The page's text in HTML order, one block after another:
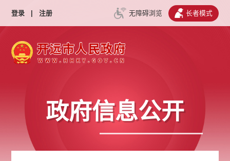
登录 | 注册 无障碍浏览 长者模式
政府信息公开